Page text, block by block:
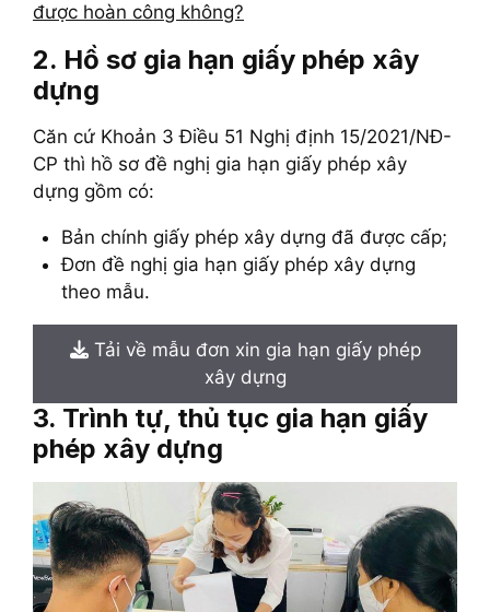
được hoàn công không?
2. Hồ sơ gia hạn giấy phép xây
dựng
Căn cứ Khoản 3 Điều 51 Nghị định 15/2021/NĐ-
CP thì hồ sơ đề nghị gia hạn giấy phép xây
dựng gồm có:
Bản chính giấy phép xây dựng đã được cấp;
Đơn đề nghị gia hạn giấy phép xây dựng
theo mẫu.
Tải về mẫu đơn xin gia hạn giấy phép
xây dựng
3. Trình tự, thủ tục gia hạn giấy
phép xây dựng